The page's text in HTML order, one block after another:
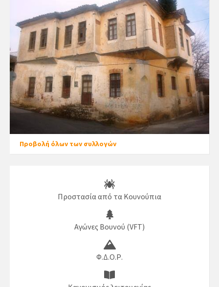
Προβολή όλων των συλλογών
Προστασία από τα Κουνούπια
Αγώνες Βουνού (VFT)
Φ.Δ.Ο.Ρ.